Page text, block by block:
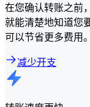
在您确认转账之前
就能清楚地知道您
可以节省更多费用。
减少开支